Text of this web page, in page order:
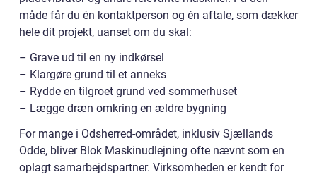
måde får du én kontaktperson og én aftale, som dækker
hele dit projekt, uanset om du skal:
– Grave ud til en ny indkørsel
– Klargøre grund til et anneks
– Rydde en tilgroet grund ved sommerhuset
– Lægge dræn omkring en ældre bygning
For mange i Odsherred-området, inklusiv Sjællands
Odde, bliver Blok Maskinudlejning ofte nævnt som en
oplagt samarbejdspartner. Virksomheden er kendt for